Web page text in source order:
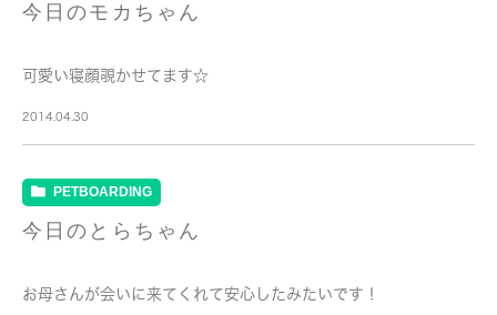
今日のモカちゃん
可愛い寝顔覗かせてます☆
2014.04.30
PETBOARDING
今日のとらちゃん
お母さんが会いに来てくれて安心したみたいです！